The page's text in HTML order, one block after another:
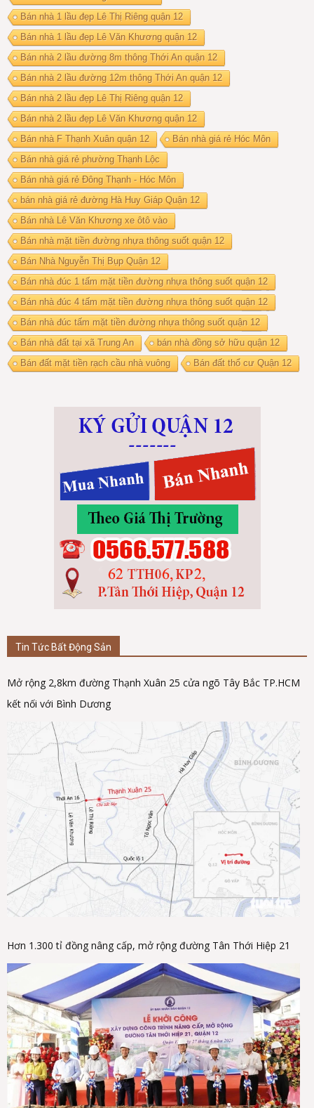
Bán nhà 1 lầu đẹp Lê Thị Riêng quận 12
Bán nhà 1 lầu đẹp Lê Văn Khương quận 12
Bán nhà 2 lầu đường 8m thông Thới An quận 12
Bán nhà 2 lầu đường 12m thông Thới An quận 12
Bán nhà 2 lầu đẹp Lê Thị Riêng quận 12
Bán nhà 2 lầu đẹp Lê Văn Khương quận 12
Bán nhà F Thạnh Xuân quận 12
Bán nhà giá rẻ Hóc Môn
Bán nhà giá rẻ phường Thạnh Lộc
Bán nhà giá rẻ Đông Thạnh - Hóc Môn
bán nhà giá rẻ đường Hà Huy Giáp Quận 12
Bán nhà Lê Văn Khương xe ôtô vào
Bán nhà mặt tiền đường nhựa thông suốt quận 12
Bán Nhà Nguyễn Thị Bụp Quận 12
Bán nhà đúc 1 tấm mặt tiền đường nhựa thông suốt quận 12
Bán nhà đúc 4 tấm mặt tiền đường nhựa thông suốt quận 12
Bán nhà đúc tấm mặt tiền đường nhựa thông suốt quận 12
Bán nhà đất tại xã Trung An
bán nhà đồng sở hữu quận 12
Bán đất mặt tiền rạch cầu nhà vuông
Bán đất thổ cư Quận 12
Tin Tức Bất Động Sản
Mở rộng 2,8km đường Thạnh Xuân 25 cửa ngõ Tây Bắc TP.HCM
kết nối với Bình Dương
Hơn 1.300 tỉ đồng nâng cấp, mở rộng đường Tân Thới Hiệp 21